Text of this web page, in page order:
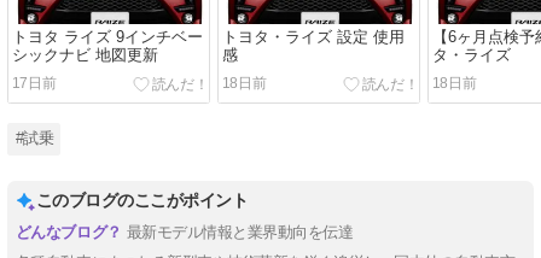
トヨタ ライズ 9インチベー
シックナビ 地図更新
17日前
トヨタ・ライズ 設定 使用
感
18日前
【6ヶ月点検
タ・ライズ
18日前
#試乗
このブログのここがポイント
最新モデル情報と業界動向を伝達